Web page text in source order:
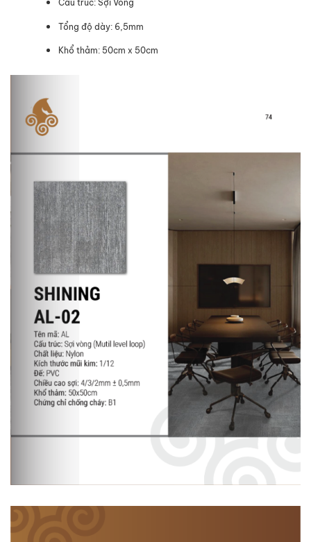
Cấu trúc: Sợi Vòng
Tổng độ dày: 6,5mm
Khổ thảm: 50cm x 50cm